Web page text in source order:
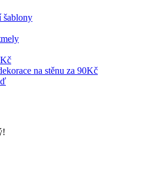
šablony
na stěnu za 90Kč